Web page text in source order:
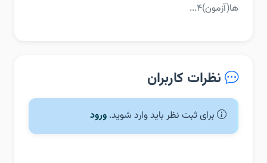
ها(آزمون)‏۴...
نظرات کاربران
برای ثبت نظر باید وارد شوید. ورود